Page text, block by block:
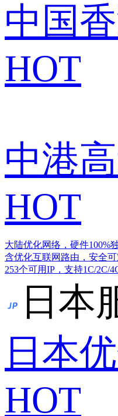
中国
HOT
中港
HOT
大陆优化网络，硬件100%
含优化互联网路由，安全可
253个可用IP，支持1C/2C/
日本
日本
HOT